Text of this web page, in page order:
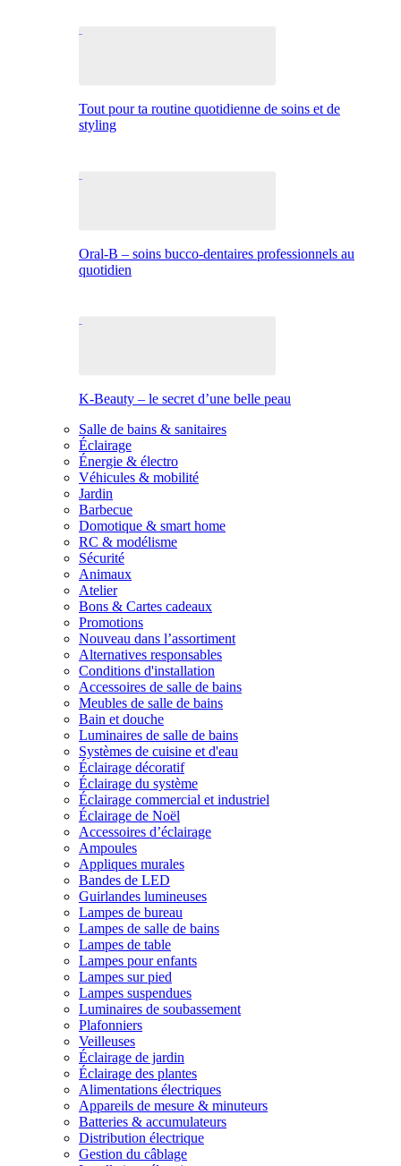
Tout pour ta routine quotidienne de soins et de
styling
Oral-B – soins bucco-dentaires professionnels au
quotidien
K-Beauty – le secret d’une belle peau
Salle de bains & sanitaires
Éclairage
Énergie & électro
Véhicules & mobilité
Jardin
Barbecue
Domotique & smart home
RC & modélisme
Sécurité
Animaux
Atelier
Bons & Cartes cadeaux
Promotions
Nouveau dans l’assortiment
Alternatives responsables
Conditions d'installation
Accessoires de salle de bains
Meubles de salle de bains
Bain et douche
Luminaires de salle de bains
Systèmes de cuisine et d'eau
Éclairage décoratif
Éclairage du système
Éclairage commercial et industriel
Éclairage de Noël
Accessoires d’éclairage
Ampoules
Appliques murales
Bandes de LED
Guirlandes lumineuses
Lampes de bureau
Lampes de salle de bains
Lampes de table
Lampes pour enfants
Lampes sur pied
Lampes suspendues
Luminaires de soubassement
Plafonniers
Veilleuses
Éclairage de jardin
Éclairage des plantes
Alimentations électriques
Appareils de mesure & minuteurs
Batteries & accumulateurs
Distribution électrique
Gestion du câblage